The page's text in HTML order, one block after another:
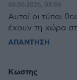
06.06.2026, 08:06
Αυτοί οι τύποι
έχουν τη χώρα
ΑΠΑΝΤΗΣΗ
Κωστης